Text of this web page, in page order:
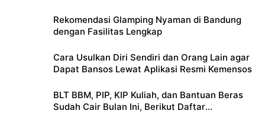
Rekomendasi Glamping Nyaman di Bandung
dengan Fasilitas Lengkap
Cara Usulkan Diri Sendiri dan Orang Lain agar
Dapat Bansos Lewat Aplikasi Resmi Kemensos
BLT BBM, PIP, KIP Kuliah, dan Bantuan Beras
Sudah Cair Bulan Ini, Berikut Daftar